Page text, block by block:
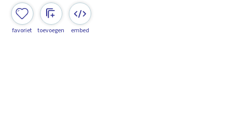
favoriet toevoegen embed